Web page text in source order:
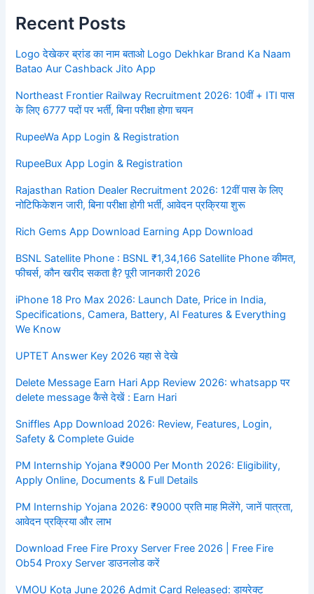
Recent Posts
Logo देखेकर ब्रांड का नाम बताओ Logo Dekhkar Brand Ka Naam
Batao Aur Cashback Jito App
Northeast Frontier Railway Recruitment 2026: 10वीं + ITI पास
के लिए 6777 पदों पर भर्ती, बिना परीक्षा होगा चयन
RupeeWa App Login & Registration
RupeeBux App Login & Registration
Rajasthan Ration Dealer Recruitment 2026: 12वीं पास के लिए
नोटिफिकेशन जारी, बिना परीक्षा होगी भर्ती, आवेदन प्रक्रिया शुरू
Rich Gems App Download Earning App Download
BSNL Satellite Phone : BSNL ₹1,34,166 Satellite Phone कीमत,
फीचर्स, कौन खरीद सकता है? पूरी जानकारी 2026
iPhone 18 Pro Max 2026: Launch Date, Price in India,
Specifications, Camera, Battery, AI Features & Everything
We Know
UPTET Answer Key 2026 यहा से देखे
Delete Message Earn Hari App Review 2026: whatsapp पर
delete message कैसे देखें : Earn Hari
Sniffles App Download 2026: Review, Features, Login,
Safety & Complete Guide
PM Internship Yojana ₹9000 Per Month 2026: Eligibility,
Apply Online, Documents & Full Details
PM Internship Yojana 2026: ₹9000 प्रति माह मिलेंगे, जानें पात्रता,
आवेदन प्रक्रिया और लाभ
Download Free Fire Proxy Server Free 2026 | Free Fire
Ob54 Proxy Server डाउनलोड करें
VMOU Kota June 2026 Admit Card Released: डायरेक्ट